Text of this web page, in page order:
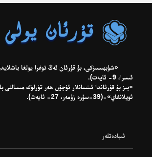
ئىسرا، 9- ئايەت).
«بىز بۇ قۇرئاندا ئىنسانلار ئۈچۈن ھەر تۈرلۈك مىسالنى
ئويلانغاي»-(39-سۈرە زۇمەر، 27- ئايەت).
ئىبادەتلەر